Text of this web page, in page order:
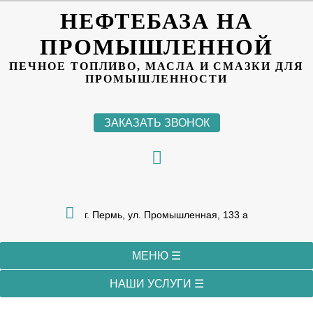
НЕФТЕБАЗА НА
ПРОМЫШЛЕННОЙ
ПЕЧНОЕ ТОПЛИВО, МАСЛА И СМАЗКИ ДЛЯ
ПРОМЫШЛЕННОСТИ
ЗАКАЗАТЬ ЗВОНОК
г. Пермь, ул. Промышленная, 133 а